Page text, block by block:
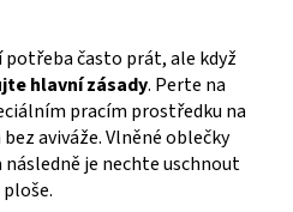
potřeba často prát, ale když
hlavní zásady. Perte na
pracím prostředku na
aviváže. Vlněné oblečky
je nechte uschnout